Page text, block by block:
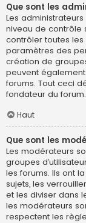
Que sont les
Les
niveau de contrôle
contrôler toutes
paramètres des
création de
peuvent
forums. Tout ceci
fondateur du forum.
Haut
Que sont les
Les modérateurs
groupes
les forums. Ils ont
sujets, les
et les diviser dans
les modérateurs
respectent les